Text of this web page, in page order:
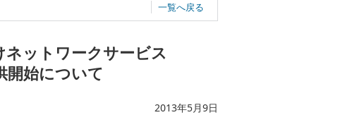
一覧へ戻る
ットワークサービス
開始について
2013年5月9日